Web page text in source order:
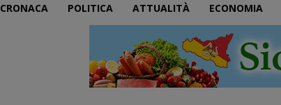
CRONACA POLITICA ATTUALITÀ ECONOMIA